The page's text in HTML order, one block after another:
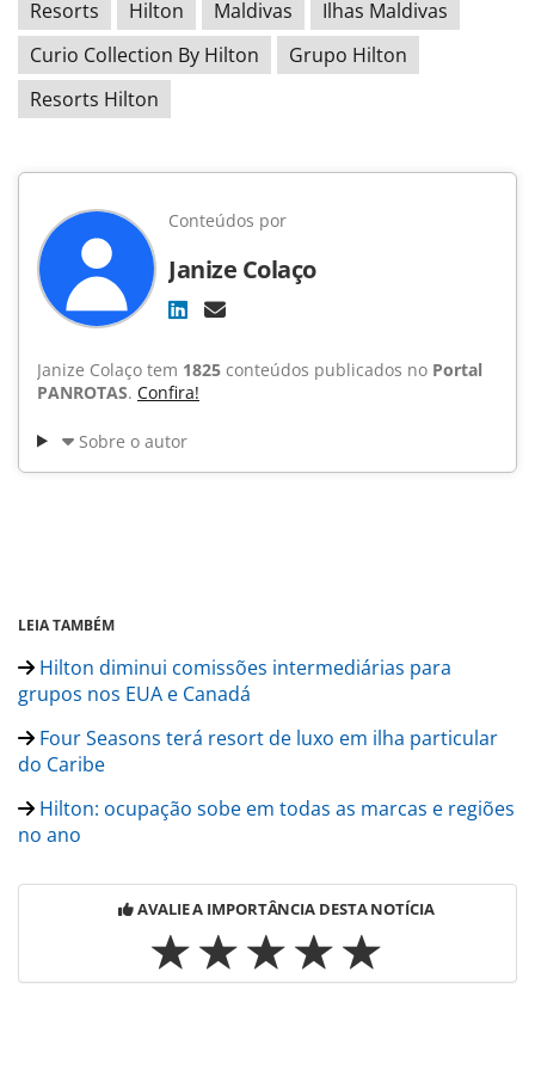
Resorts Hilton Maldivas
Ilhas Maldivas
Curio Collection By Hilton
Grupo Hilton
Resorts Hilton
Conteúdos por
Janize Colaço
Janize Colaço tem 1825 conteúdos publicados no Portal
PANROTAS. Confira!
Sobre o autor
LEIA TAMBÉM
Hilton diminui comissões intermediárias para
grupos nos EUA e Canadá
Four Seasons terá resort de luxo em ilha particular
do Caribe
Hilton: ocupação sobe em todas as marcas e regiões
no ano
AVALIE A IMPORTÂNCIA DESTA NOTÍCIA